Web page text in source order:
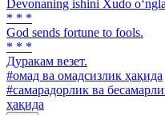
Devonaning ishini Xudo
* * *
God sends fortune to fools.
* * *
Дуракам везет.
#омад ва омадсизлик ҳақида
#самарадорлик ва
ҳақида